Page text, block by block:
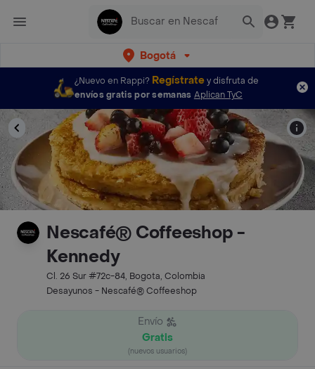
Bogotá
¿Nuevo en Rappi? Regístratey disfruta de
envíos gratis por semanas Aplican TyC
Nescafé® Coffeeshop -
Kennedy
Cl. 26 Sur #72c-84, Bogota, Colombia
Desayunos - Nescafé® Coffeeshop
Envío
Gratis
(nuevos usuarios)